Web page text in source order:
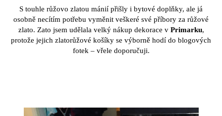
S touhle růžovo zlatou mánií přišly i bytové doplňky, ale já
osobně necítím potřebu vyměnit veškeré své příbory za růžové
zlato. Zato jsem udělala velkýnákup dekorace v Primarku,
protože jejich zlatorůžové košíky se výborně hodí do blogových
fotek –vřele doporučuji.